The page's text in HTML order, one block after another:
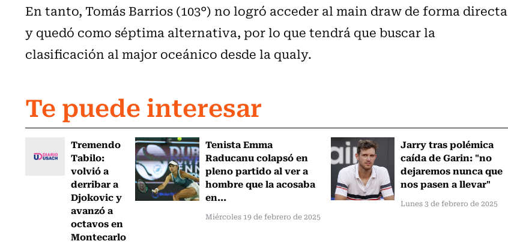
En tanto, Tomás Barrios (103°) no logró acceder al main draw de forma directa
y quedó como séptima alternativa, por lo que tendrá que buscar la
clasificación al major oceánico desde la qualy.
Te puede interesar
Tremendo
Tabilo:
volvió a
derribar a
Djokovic y
avanzó a
octavos en
Montecarlo
Tenista Emma
Raducanu colapsó en
pleno partido al ver a
hombre que la acosaba
en...
Miércoles 19 de febrero de 2025
Jarry tras polémica
caída de Garin: "no
dejaremos nunca que
nos pasen a llevar"
Lunes 3 de febrero de 2025